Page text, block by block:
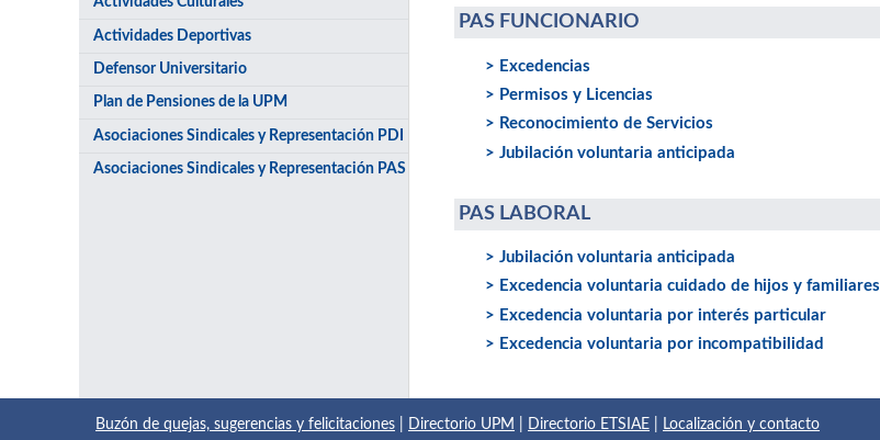
Actividades Deportivas
Defensor Universitario
Plan de Pensiones de la UPM
Asociaciones Sindicales y Representación PDI
Asociaciones Sindicales y Representación PAS
PAS FUNCIONARIO
> Excedencias
> Permisos y Licencias
> Reconocimiento de Servicios
> Jubilación voluntaria anticipada
PAS LABORAL
> Jubilación voluntaria anticipada
> Excedencia voluntaria cuidado de hijos y familiares
> Excedencia voluntaria por interés particular
> Excedencia voluntaria por incompatibilidad
Buzón de quejas, sugerencias y felicitaciones Directorio UPM Directorio ETSIAE Localización y contacto